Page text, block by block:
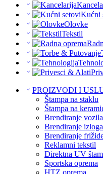
Kućni
Olovke
Tekstil
PROIZVODI I
Štampa na staklu
Štampa na
Brendiranje vozila
Brendiranje izloga
Brendiranje
Reklamni tekstil
Direktna UV
Sportska oprema